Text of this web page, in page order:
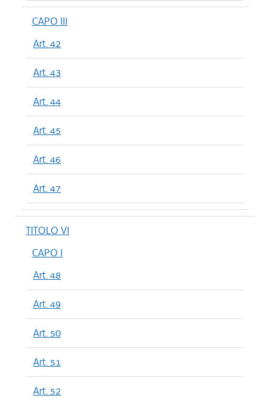
CAPO III
Art. 42
Art. 43
Art. 44
Art. 45
Art. 46
Art. 47
TITOLO VI
CAPO I
Art. 48
Art. 49
Art. 50
Art. 51
Art. 52